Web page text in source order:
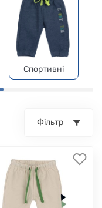
Спортивні
Фільтр